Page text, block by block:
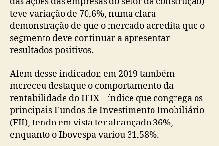
teve variação de 70,6%, numa clara
demonstração de que o mercado acredita que o
segmento deve continuar a apresentar
resultados positivos.
Além desse indicador, em 2019 também
mereceu destaque o comportamento da
rentabilidade do IFIX – índice que congrega os
principais Fundos de Investimento Imobiliário
(FII), tendo em vista ter alcançado 36%,
enquanto o Ibovespa variou 31,58%.